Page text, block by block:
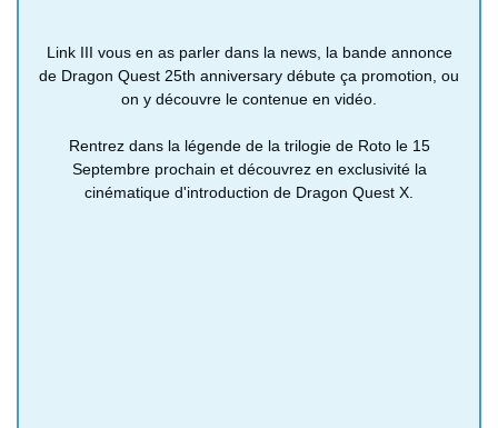
Link III vous en as parler dans la news, la bande annonce
de Dragon Quest 25th anniversary débute ça promotion, ou
on y découvre le contenue en vidéo.
Rentrez dans la légende de la trilogie de Roto le 15
Septembre prochain et découvrez en exclusivité la
cinématique d'introduction de Dragon Quest X.